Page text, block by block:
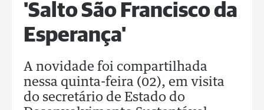
'Salto São Francisco da
Esperança'
A novidade foi compartilhada
nessa quinta-feira (02), em visita
do secretário de Estado do